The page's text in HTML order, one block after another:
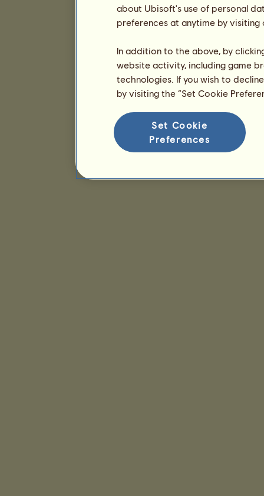
about Ubisoft's use of personal
preferences at anytime by
In addition to the above, by
website activity, including game
technologies. If you wish to
by visiting the “Set Cookie
Set Cookie
Preferences